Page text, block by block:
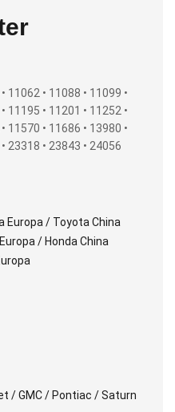
11062 • 11088 • 11099 •
11195 • 11201 • 11252 •
11570 • 11686 • 13980 •
23318 • 23843 • 24056
Europa / Toyota China
/ Honda China
/ GMC / Pontiac / Saturn